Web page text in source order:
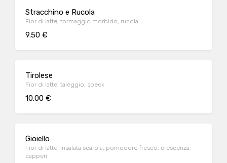
Stracchino e Rucola
Fior di latte, formaggio morbido, rucola
9.50 €
Tirolese
Fior di latte, taleggio, speck
10.00 €
Gioiello
Fior di latte, insalata scarola, pomodoro fresco, crescenza,
capperi